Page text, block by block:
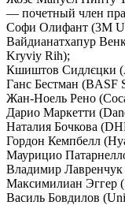
— почетный член
Софи Олифант (3M
Вайдианатхапур
Kryviy Rih);
Кшиштов Сидлєцки
Ганс Бестман (BASF
Жан-Ноель Рено
Дарио Маркетти
Наталия Бочкова
Гордон Кемпбелл
Маурицио
Владимир Лавренчук
Максимилиан Эггер
Василь Бовдилов